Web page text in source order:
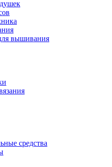
вышивания
средства